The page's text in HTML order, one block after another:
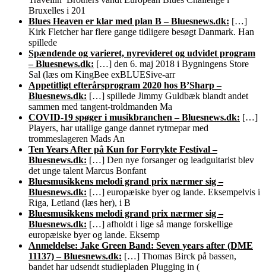
Bruxelles i 201
Blues Heaven er klar med plan B – Bluesnews.dk: […]
Kirk Fletcher har flere gange tidligere besøgt Danmark. Han
spillede
Spændende og varieret, nyrevideret og udvidet program
– Bluesnews.dk: […] den 6. maj 2018 i Bygningens Store
Sal (læs om KingBee exBLUESive-arr
Appetitligt efterårsprogram 2020 hos B’Sharp –
Bluesnews.dk: […] spillede Jimmy Guldbæk blandt andet
sammen med tangent-troldmanden Ma
COVID-19 spøger i musikbranchen – Bluesnews.dk: […]
Players, har utallige gange dannet rytmepar med
trommeslageren Mads An
Ten Years After på Kun for Forrykte Festival –
Bluesnews.dk: […] Den nye forsanger og leadguitarist blev
det unge talent Marcus Bonfant
Bluesmusikkens melodi grand prix nærmer sig –
Bluesnews.dk: […] europæiske byer og lande. Eksempelvis i
Riga, Letland (læs her), i B
Bluesmusikkens melodi grand prix nærmer sig –
Bluesnews.dk: […] afholdt i lige så mange forskellige
europæiske byer og lande. Eksemp
Anmeldelse: Jake Green Band: Seven years after (DME
11137) – Bluesnews.dk: […] Thomas Birck på bassen,
bandet har udsendt studiepladen Plugging in (